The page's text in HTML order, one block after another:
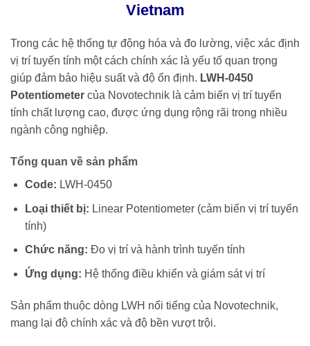
Vietnam
Trong các hệ thống tự động hóa và đo lường, việc xác định
vị trí tuyến tính một cách chính xác là yếu tố quan trọng
giúp đảm bảo hiệu suất và độ ổn định. LWH-0450
Potentiometer của Novotechnik là cảm biến vị trí tuyến
tính chất lượng cao, được ứng dụng rộng rãi trong nhiều
ngành công nghiệp.
Tổng quan về sản phẩm
Code: LWH-0450
Loại thiết bị: Linear Potentiometer (cảm biến vị trí tuyến
tính)
Chức năng: Đo vị trí và hành trình tuyến tính
Ứng dụng: Hệ thống điều khiển và giám sát vị trí
Sản phẩm thuộc dòng LWH nổi tiếng của Novotechnik,
mang lại độ chính xác và độ bền vượt trội.